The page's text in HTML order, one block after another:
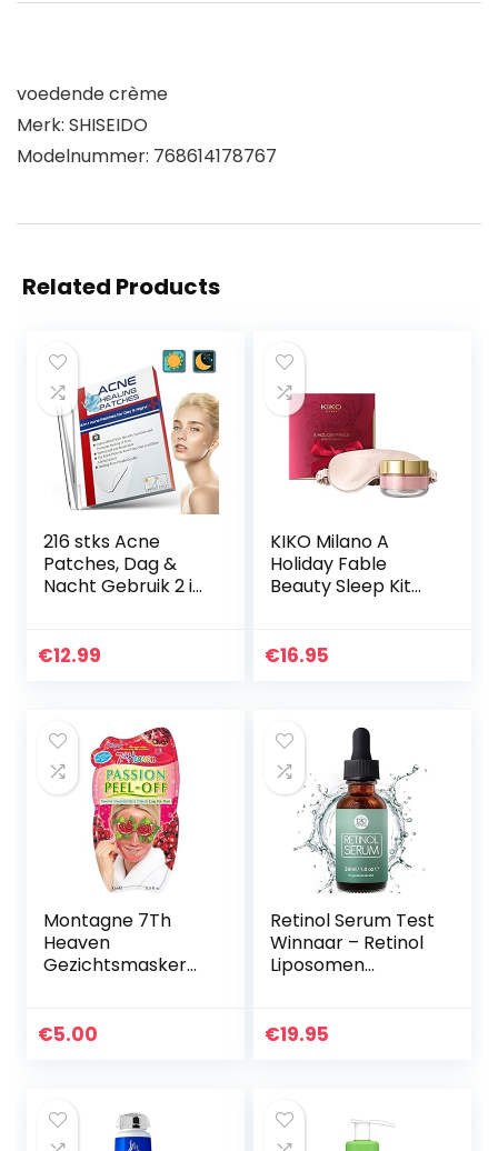
voedende crème
Merk: SHISEIDO
Modelnummer: 768614178767
Related Products
216 stks Acne
Patches, Dag &
Nacht Gebruik 2 in
Puistje Patches,
€12.99
KIKO Milano A
Holiday Fable
Beauty Sleep Kit
Gezichtsmasker
€16.95
Montagne 7Th
Heaven
Gezichtsmasker
€5.00
Retinol Serum Test
Winnaar – Retinol
Liposomen
Vegan
€19.95